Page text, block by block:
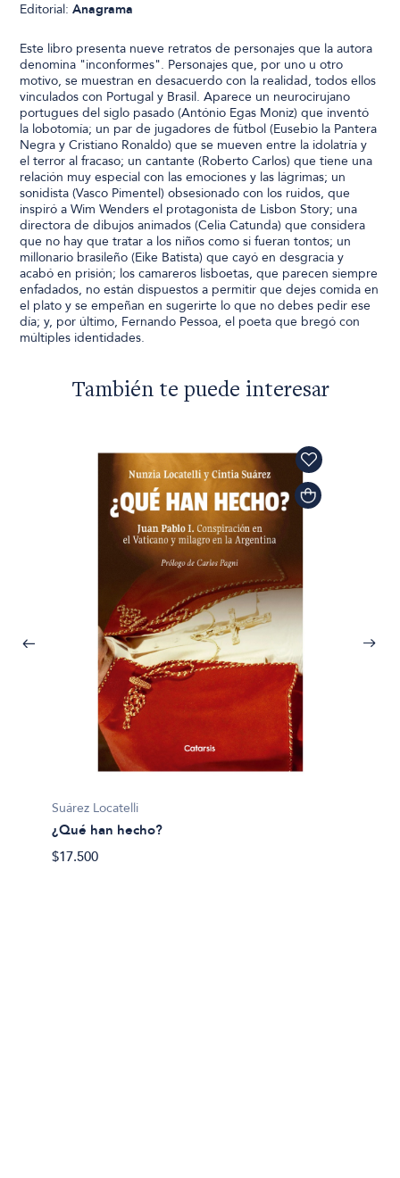
Editorial:Anagrama
Este libro presenta nueve retratos de personajes que la autora
denomina "inconformes". Personajes que, por uno u otro
motivo, se muestran en desacuerdo con la realidad, todos ellos
vinculados con Portugal y Brasil. Aparece un neurocirujano
portugues del siglo pasado (António Egas Moniz) que inventó
la lobotomía; un par de jugadores de fútbol (Eusebio la Pantera
Negra y Cristiano Ronaldo) que se mueven entre la idolatría y
el terror al fracaso; un cantante (Roberto Carlos) que tiene una
relación muy especial con las emociones y las lágrimas; un
sonidista (Vasco Pimentel) obsesionado con los ruidos, que
inspiró a Wim Wenders el protagonista de Lisbon Story; una
directora de dibujos animados (Celia Catunda) que considera
que no hay que tratar a los niños como si fueran tontos; un
millonario brasileño (Eike Batista) que cayó en desgracia y
acabó en prisión; los camareros lisboetas, que parecen siempre
enfadados, no están dispuestos a permitir que dejes comida en
el plato y se empeñan en sugerirte lo que no debes pedir ese
día; y, por último, Fernando Pessoa, el poeta que bregó con
múltiples identidades.
También te puede interesar
Suárez Locatelli
¿Qué han hecho?
$17.500